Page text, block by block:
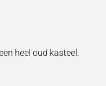
heel oud kasteel.